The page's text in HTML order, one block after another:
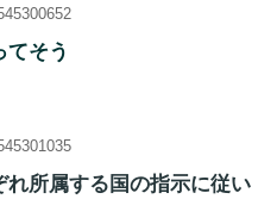
てそう
所属する国の指示に従い